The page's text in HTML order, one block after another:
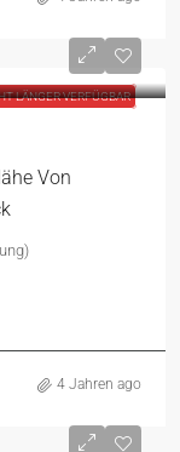
LÄNGER VERFÜGBAR
Von
4 Jahren ago